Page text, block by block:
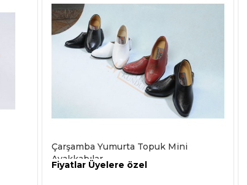
Çarşamba Yumurta Topuk Mini
Ayakkabılar
Fiyatlar Üyelere özel